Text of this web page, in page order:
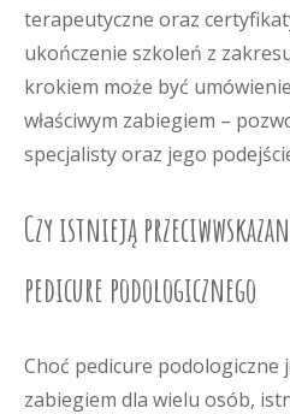
terapeutyczne oraz
ukończenie szkoleń z
krokiem może być
właściwym zabiegiem –
specjalisty oraz jego
Czy istnieją
pedicure podologicznego
Choć pedicure podologiczne
zabiegiem dla wielu osób,